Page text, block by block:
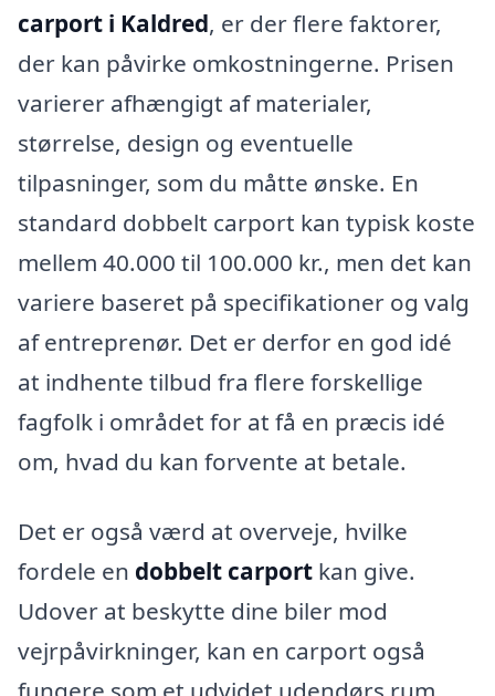
carport i Kaldred, er der flere faktorer,
der kan påvirke omkostningerne. Prisen
varierer afhængigt af materialer,
størrelse, design og eventuelle
tilpasninger, som du måtte ønske. En
standard dobbelt carport kan typisk koste
mellem 40.000 til 100.000 kr., men det kan
variere baseret på specifikationer og valg
af entreprenør. Det er derfor en god idé
at indhente tilbud fra flere forskellige
fagfolk i området for at få en præcis idé
om, hvad du kan forvente at betale.
Det er også værd at overveje, hvilke
fordele en dobbelt carport kan give.
Udover at beskytte dine biler mod
vejrpåvirkninger, kan en carport også